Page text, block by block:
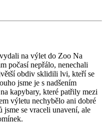
na výlet do Zoo Na
počasí nepřálo, nenechali
obdiv sklidili lvi, kteří se
jsme je s nadšením
kapybary, které patřily mezi
výletu nechybělo ani dobré
jsme se vraceli unavení, ale